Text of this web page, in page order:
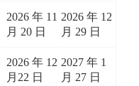
2026 年 11
月 20 日
2026 年 12
月 29 日
2026 年 12
月22 日
2027 年 1
月 27 日